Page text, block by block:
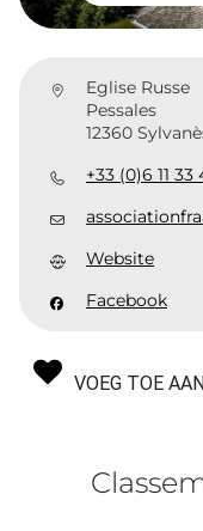
Eglise Russe
Pessales
12360
+33 (0)6 11 33
Website
Facebook
VOEG TOE